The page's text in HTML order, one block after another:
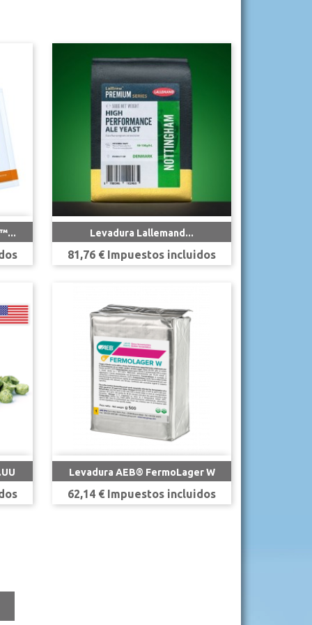
Levadura Lallemand...
Precio
81,76 € Impuestos incluidos
Vista rápida
Levadura AEB® FermoLager W
Precio
62,14 € Impuestos incluidos
 Vista rápida